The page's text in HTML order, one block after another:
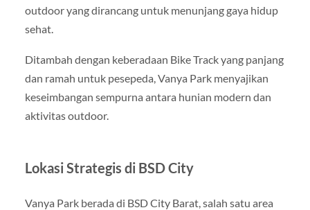
outdoor yang dirancang untuk menunjang gaya hidup
sehat.
Ditambah dengan keberadaan Bike Track yang panjang
dan ramah untuk pesepeda, Vanya Park menyajikan
keseimbangan sempurna antara hunian modern dan
aktivitas outdoor.
Lokasi Strategis di BSD City
Vanya Park berada di BSD City Barat, salah satu area